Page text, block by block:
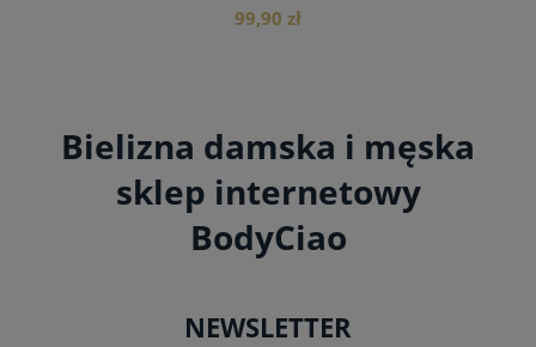
99,90 zł
do koszyka
Bielizna damska i męska
sklep internetowy
BodyCiao
NEWSLETTER